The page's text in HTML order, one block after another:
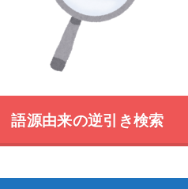
語源由来の逆引き検索